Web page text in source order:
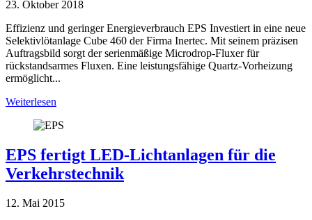
23. Oktober 2018
Effizienz und geringer Energieverbrauch EPS Investiert in eine neue
Selektivlötanlage Cube 460 der Firma Inertec. Mit seinem präzisen
Auftragsbild sorgt der serienmäßige Microdrop-Fluxer für
rückstandsarmes Fluxen. Eine leistungsfähige Quartz-Vorheizung
ermöglicht...
Weiterlesen
EPS fertigt LED-Lichtanlagen für die
Verkehrstechnik
12. Mai 2015